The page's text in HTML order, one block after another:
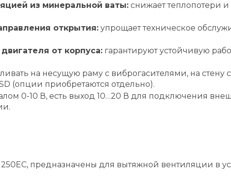
из минеральной ваты:снижает теплопотери и
открытия:упрощает техническое
от корпуса:гарантируют устойчивую
на несущую раму с виброгасителями, на
(опции приобретаются отдельно).
0-10 В, есть выход 10…20 В для подключения
предназначены для вытяжной вентиляции в